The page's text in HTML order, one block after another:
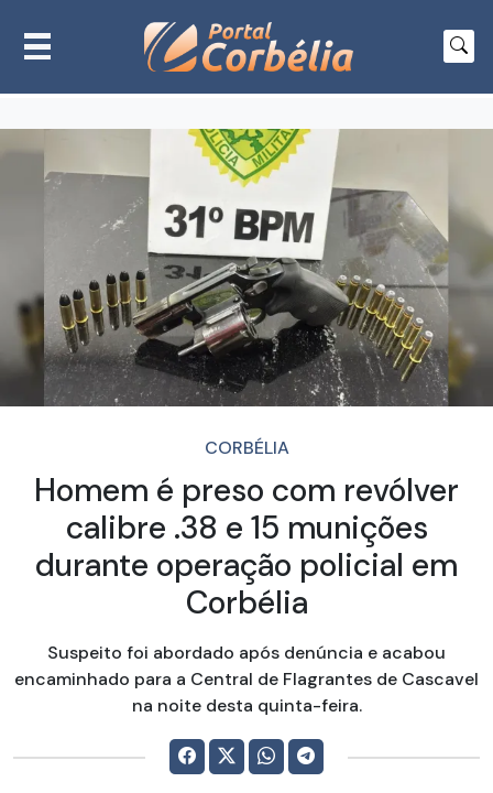
CORBÉLIA
Homem é preso com revólver
calibre .38 e 15 munições
durante operação policial em
Corbélia
Suspeito foi abordado após denúncia e acabou
encaminhado para a Central de Flagrantes de Cascavel
na noite desta quinta-feira.